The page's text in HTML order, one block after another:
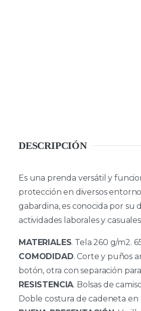
DESCRIPCIÓN
Es una prenda versátil y
protección en diversos
gabardina, es conocida por su
actividades laborales y
MATERIALES. Tela 260 g/m2.
COMODIDAD. Corte y puños
botón, otra con separación
RESISTENCIA. Bolsas de
Doble costura de cadeneta